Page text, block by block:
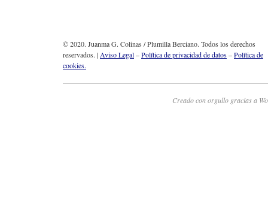
© 2020. Juanma G. Colinas / Plumilla Berciano. Todos los derechos
reservados. |Aviso Legal–Política de privacidad de datos–Política de
cookies.
Creado con orgullo gracias a